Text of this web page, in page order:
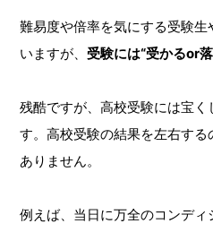
難易度や倍率を気にする受験
いますが、 受験には“受かるor
残酷ですが、高校受験には宝く
す。高校受験の結果を左右す
ありません。
例えば、当日に万全のコンディ